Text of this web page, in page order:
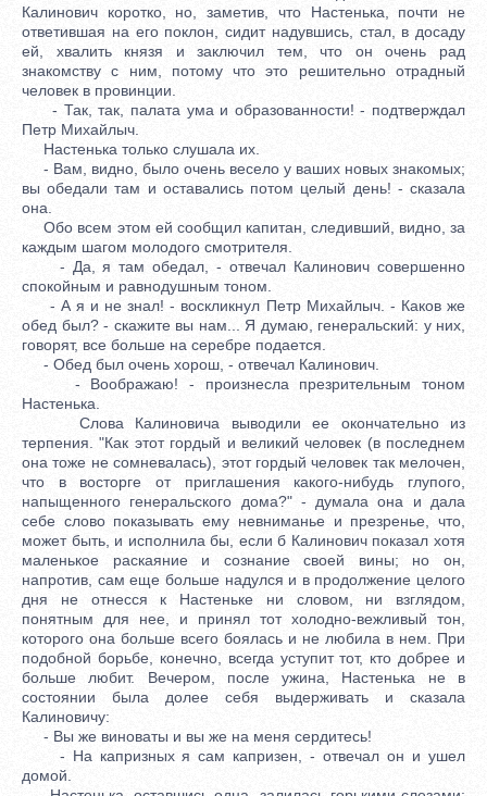
Калинович коротко, но, заметив, что Настенька, почти не
ответившая на его поклон, сидит надувшись, стал, в досаду
ей, хвалить князя и заключил тем, что он очень рад
знакомству с ним, потому что это решительно отрадный
человек в провинции.
- Так, так, палата ума и образованности! - подтверждал
Петр Михайлыч.
Настенька только слушала их.
- Вам, видно, было очень весело у ваших новых знакомых;
вы обедали там и оставались потом целый день! - сказала
она.
Обо всем этом ей сообщил капитан, следивший, видно, за
каждым шагом молодого смотрителя.
- Да, я там обедал, - отвечал Калинович совершенно
спокойным и равнодушным тоном.
- А я и не знал! - воскликнул Петр Михайлыч. - Каков же
обед был? - скажите вы нам... Я думаю, генеральский: у них,
говорят, все больше на серебре подается.
- Обед был очень хорош, - отвечал Калинович.
- Воображаю! - произнесла презрительным тоном
Настенька.
Слова Калиновича выводили ее окончательно из
терпения. "Как этот гордый и великий человек (в последнем
она тоже не сомневалась), этот гордый человек так мелочен,
что в восторге от приглашения какого-нибудь глупого,
напыщенного генеральского дома?" - думала она и дала
себе слово показывать ему невниманье и презренье, что,
может быть, и исполнила бы, если б Калинович показал хотя
маленькое раскаяние и сознание своей вины; но он,
напротив, сам еще больше надулся и в продолжение целого
дня не отнесся к Настеньке ни словом, ни взглядом,
понятным для нее, и принял тот холодно-вежливый тон,
которого она больше всего боялась и не любила в нем. При
подобной борьбе, конечно, всегда уступит тот, кто добрее и
больше любит. Вечером, после ужина, Настенька не в
состоянии была долее себя выдерживать и сказала
Калиновичу:
- Вы же виноваты и вы же на меня сердитесь!
- На капризных я сам капризен, - отвечал он и ушел
домой.